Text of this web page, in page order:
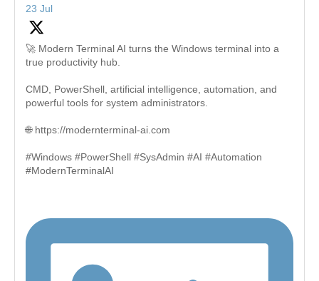
23 Jul
🚀 Modern Terminal AI turns the Windows terminal into a
true productivity hub.
CMD, PowerShell, artificial intelligence, automation, and
powerful tools for system administrators.
🌐 https://modernterminal-ai.com
#Windows #PowerShell #SysAdmin #AI #Automation
#ModernTerminalAI